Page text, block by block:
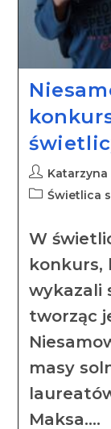
Katarzyna
Świetlica
W
konkurs,
wykazali
tworząc
masy
Maksa.…